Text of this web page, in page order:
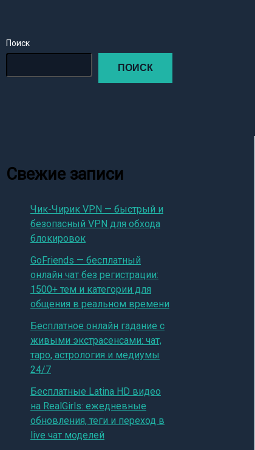
Поиск
ПОИСК
Свежие записи
Чик-Чирик VPN — быстрый и
безопасный VPN для обхода
блокировок
GoFriends — бесплатный
онлайн чат без регистрации:
1500+ тем и категории для
общения в реальном времени
Бесплатное онлайн гадание с
живыми экстрасенсами: чат,
таро, астрология и медиумы
24/7
Бесплатные Latina HD видео
на RealGirls: ежедневные
обновления, теги и переход в
live чат моделей